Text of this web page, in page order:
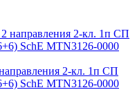
2-кл. 1п СП
SchE MTN3126-0000